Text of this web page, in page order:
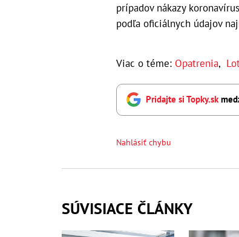
prípadov nákazy
podľa oficiálnych údajov
Viac o téme: Opatrenia,
Pridajte si Topky.sk
Nahlásiť chybu
SÚVISIACE ČLÁNKY